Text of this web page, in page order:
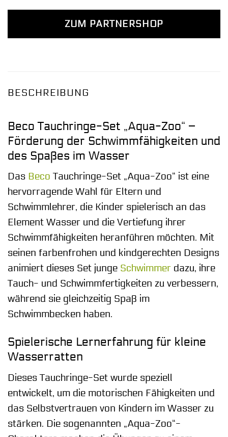
ZUM PARTNERSHOP
BESCHREIBUNG
Beco Tauchringe-Set „Aqua-Zoo“ –
Förderung der Schwimmfähigkeiten und
des Spaßes im Wasser
Das Beco Tauchringe-Set „Aqua-Zoo“ ist eine
hervorragende Wahl für Eltern und
Schwimmlehrer, die Kinder spielerisch an das
Element Wasser und die Vertiefung ihrer
Schwimmfähigkeiten heranführen möchten. Mit
seinen farbenfrohen und kindgerechten Designs
animiert dieses Set junge Schwimmer dazu, ihre
Tauch- und Schwimmfertigkeiten zu verbessern,
während sie gleichzeitig Spaß im
Schwimmbecken haben.
Spielerische Lernerfahrung für kleine
Wasserratten
Dieses Tauchringe-Set wurde speziell
entwickelt, um die motorischen Fähigkeiten und
das Selbstvertrauen von Kindern im Wasser zu
stärken. Die sogenannten „Aqua-Zoo“-